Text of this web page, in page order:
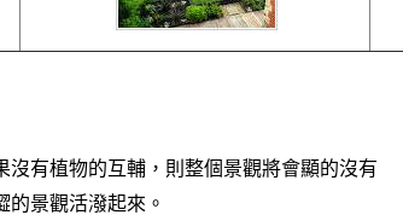
有植物的互輔，則整個景觀將會顯的沒有
的景觀活潑起來。